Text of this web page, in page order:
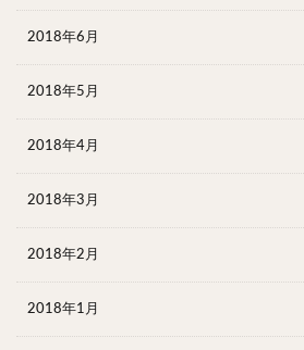
2018年6月
2018年5月
2018年4月
2018年3月
2018年2月
2018年1月